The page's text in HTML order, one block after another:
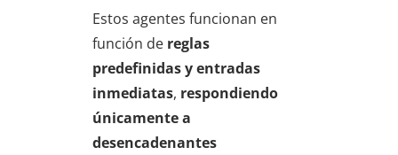
Estos agentes funcionan en
función de reglas
predefinidas y entradas
inmediatas, respondiendo
únicamente a
desencadenantes